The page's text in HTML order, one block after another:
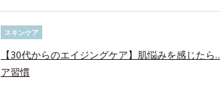
スキンケア
【30代からのエイジングケア】肌悩みを感じた
ア習慣